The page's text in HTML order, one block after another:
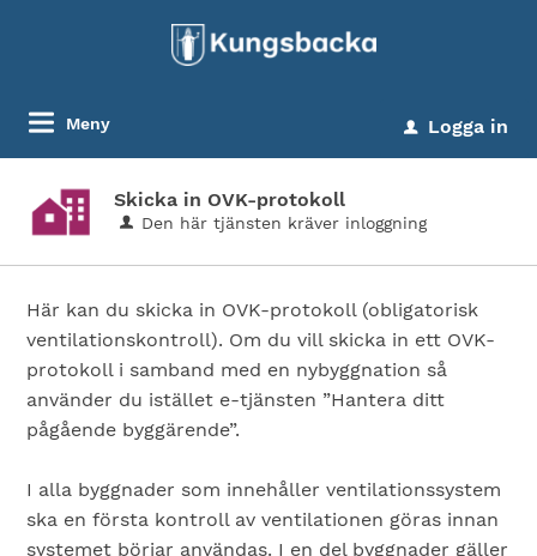
Meny u Logga in
Skicka in OVK-protokoll
Den här tjänsten kräver inloggning
Här kan du skicka in OVK-protokoll (obligatorisk
ventilationskontroll). Om du vill skicka in ett OVK-
protokoll i samband med en nybyggnation så
använder du istället e-tjänsten ”Hantera ditt
pågående byggärende”.
I alla byggnader som innehåller ventilationssystem
ska en första kontroll av ventilationen göras innan
systemet börjar användas. I en del byggnader gäller